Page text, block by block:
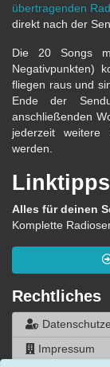
übertragenden
direkt nach der
Die 20 Songs
Negativpunkten)
fliegen raus und
Ende der
anschließenden
jederzeit weitere
werden.
Linktipps
Alles für deinen
Komplette
Rechtliches
Impressum